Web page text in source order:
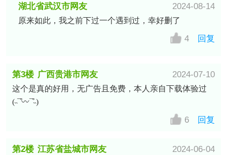
湖北省武汉市网友 2024-08-14
原来如此，我之前下过一个遇到过，幸好删了
4 回复
第3楼 广西贵港市网友 2024-07-10
这个是真的好用，无广告且免费，本人亲自下载体验过
(˵¯͒〰¯͒˵)
6 回复
第2楼 江苏省盐城市网友 2024-06-04